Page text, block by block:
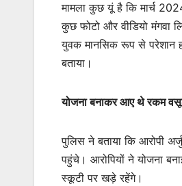
मामला कुछ यूं है कि मार्च
कुछ फोटो और वीडियो मंगवा
युवक मानसिक रूप से परेशान
बताया।
योजना बनाकर आए थे रकम
पुलिस ने बताया कि आरोपी
पहुंचे। आरोपियों ने योजना
स्कूटी पर खड़े रहेंगे।